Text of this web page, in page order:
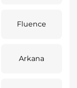
Fluence
Arkana